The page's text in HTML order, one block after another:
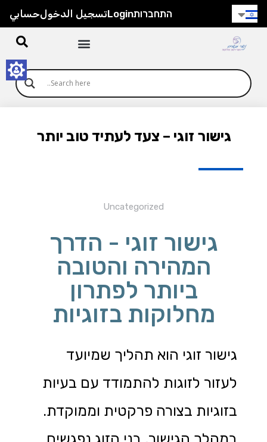
התחברותLoginتسجيل الدخولحسابي
גישור זוגי – צעד לעתיד טוב יותר
Uncategorized
גישור זוגי - הדרך
המהירה והטובה
ביותר לפתרון
מחלוקות בזוגיות
גישור זוגי הוא תהליך שמיועד
לעזור לזוגות להתמודד עם בעיות
בזוגיות בצורה פרקטית וממוקדת.
במהלך הגישור, בני הזוג נפגשים